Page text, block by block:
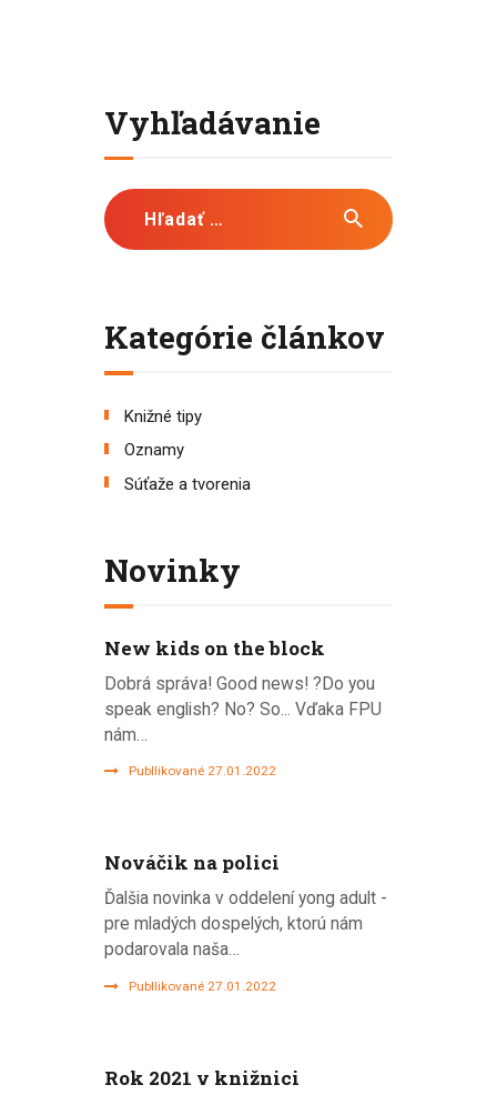
Vyhľadávanie
Hľadať:
Kategórie článkov
Knižné tipy
Oznamy
Súťaže a tvorenia
Novinky
New kids on the block
Dobrá správa! Good news! ?Do you
speak english? No? So... Vďaka FPU
nám…
Publlikované 27.01.2022
Nováčik na polici
Ďalšia novinka v oddelení yong adult -
pre mladých dospelých, ktorú nám
podarovala naša…
Publlikované 27.01.2022
Rok 2021 v knižnici